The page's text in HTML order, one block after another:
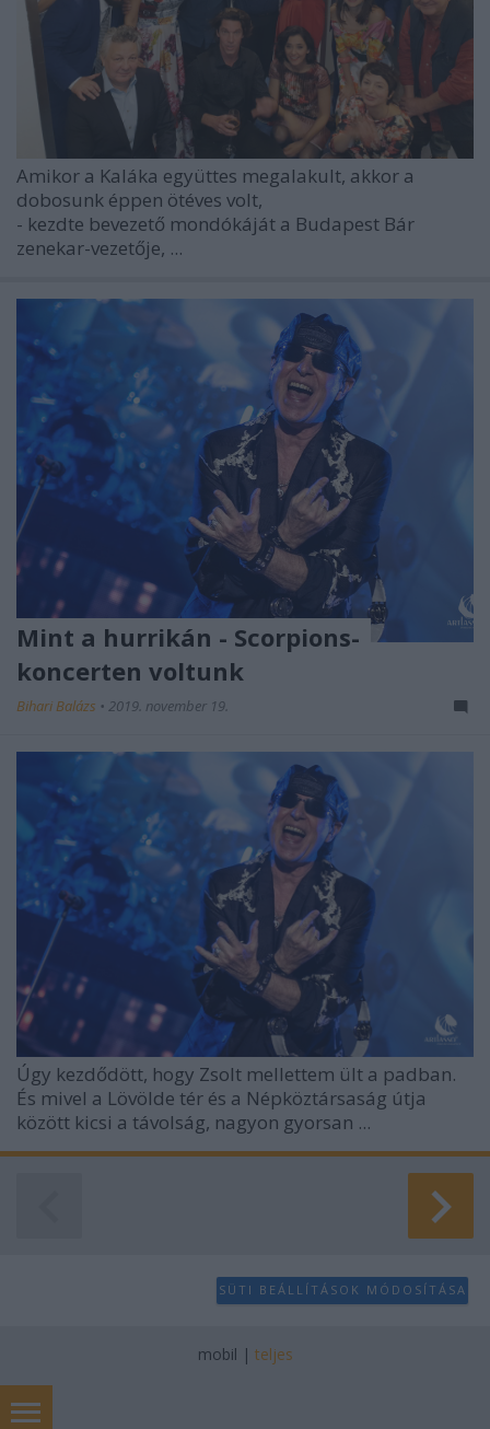
Amikor a Kaláka együttes megalakult, akkor a
dobosunk éppen ötéves volt,
- kezdte bevezető mondókáját a Budapest Bár
zenekar-vezetője, ...
Mint a hurrikán - Scorpions-
koncerten voltunk
Bihari Balázs • 2019. november 19.
Úgy kezdődött, hogy Zsolt mellettem ült a padban.
És mivel a Lövölde tér és a Népköztársaság útja
között kicsi a távolság, nagyon gyorsan ...
SÜTI BEÁLLÍTÁSOK MÓDOSÍTÁSA
mobil | teljes